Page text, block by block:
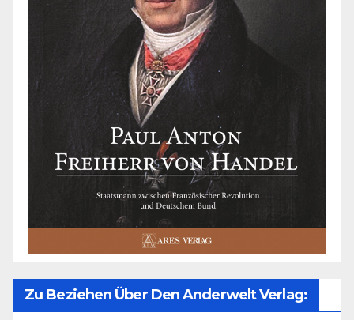
Zu Beziehen Über Den Anderwelt Verlag: